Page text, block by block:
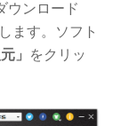
ウンロード
します。ソフト
」
をクリッ